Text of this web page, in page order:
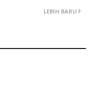
LEBIH BARU